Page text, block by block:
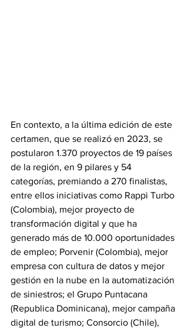
En contexto, a la última edición de este
certamen, que se realizó en 2023, se
postularon 1.370 proyectos de 19 países
de la región, en 9 pilares y 54
categorías, premiando a 270 finalistas,
entre ellos iniciativas como Rappi Turbo
(Colombia), mejor proyecto de
transformación digital y que ha
generado más de 10.000 oportunidades
de empleo; Porvenir (Colombia), mejor
empresa con cultura de datos y mejor
gestión en la nube en la automatización
de siniestros; el Grupo Puntacana
(Republica Dominicana), mejor campaña
digital de turismo; Consorcio (Chile),